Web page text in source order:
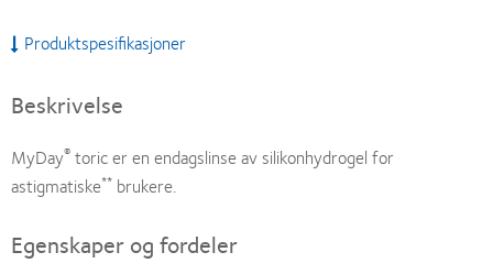
Produktspesifikasjoner
Beskrivelse
MyDay® toric er en endagslinse av silikonhydrogel for
astigmatiske** brukere.
Egenskaper og fordeler